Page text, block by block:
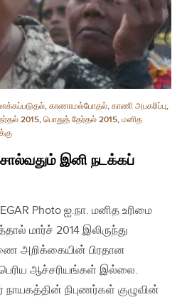
, காணாமல்போதல், காணி அபகரிப்பு,
2015, பொதுத் தேர்தல் 2015, மனித
இனி நடக்கப்
Photo ஐ.நா. மனித உரிமை
மார்ச் 2014 இலிருந்து
அறிக்கையின் பிரதான
ஆச்சரியங்கள் இல்லை.
நிபுணர்கள் குழுவின்